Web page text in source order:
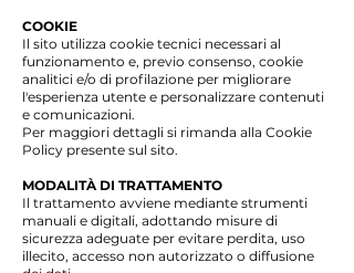
COOKIE
Il sito utilizza cookie tecnici necessari al
funzionamento e, previo consenso, cookie
analitici e/o di profilazione per migliorare
l'esperienza utente e personalizzare contenuti
e comunicazioni.
Per maggiori dettagli si rimanda alla Cookie
Policy presente sul sito.
MODALITÀ DI TRATTAMENTO
Il trattamento avviene mediante strumenti
manuali e digitali, adottando misure di
sicurezza adeguate per evitare perdita, uso
illecito, accesso non autorizzato o diffusione